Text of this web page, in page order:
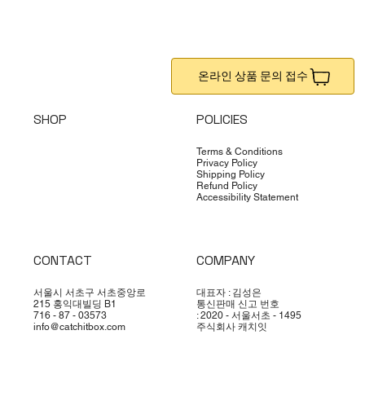
온라인 상품 문의 접수
SHOP POLICIES
Terms & Conditions
Privacy Policy
Shipping Policy
Refund Policy
Accessibility Statement
CONTACT
서울시 서초구 서초중앙로
215 홍익대빌딩 B1
716 - 87 - 03573
info@catchitbox.com
COMPANY
대표자 : 김성은
통신판매 신고 번호
: 2020 - 서울서초 - 1495
주식회사 캐치잇